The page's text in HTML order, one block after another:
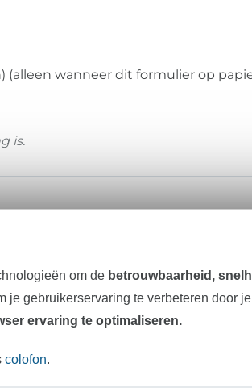
(alleen wanneer dit formulier op
is.
digitale inhoud)
opgave van redenen de
om de betrouwbaarheid,
je gebruikerservaring te verbeteren door
ervaring te optimaliseren.
colofon